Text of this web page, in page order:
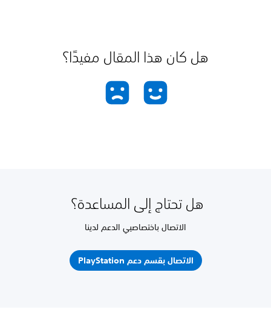
هل كان هذا المقال مفيدًا؟
هل تحتاج إلى المساعدة؟
الاتصال باختصاصيي الدعم لدينا
الاتصال بقسم دعم PlayStation